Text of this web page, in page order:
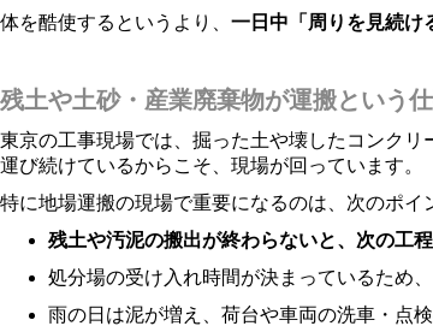
体を酷使するというより、 一日中「周りを見続け
残土や土砂・産業廃棄物が運搬という
東京の工事現場では、掘った土や壊したコンク
運び続けているからこそ、現場が回っています。
特に地場運搬の現場で重要になるのは、次のポイ
残土や汚泥の搬出が終わらないと、次の工
処分場の受け入れ時間が決まっているため、
雨の日は泥が増え、荷台や車両の洗車・点